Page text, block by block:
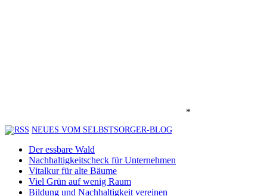
*
NEUES VOM SELBSTSORGER-BLOG
Der essbare Wald
Nachhaltigkeitscheck für Unternehmen
Vitalkur für alte Bäume
Viel Grün auf wenig Raum
Bildung und Nachhaltigkeit vereinen